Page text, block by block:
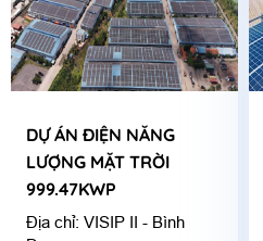
DỰ ÁN ĐIỆN NĂNG
LƯỢNG MẶT TRỜI
999.47KWP
Địa chỉ: VISIP II - Bình